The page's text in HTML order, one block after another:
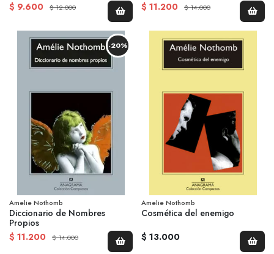
$ 9.600
$ 12.000
$ 11.200
$ 14.000
-20%
Amelie Nothomb
Diccionario de Nombres
Propios
$ 11.200
$ 14.000
Amelie Nothomb
Cosmética del enemigo
$ 13.000